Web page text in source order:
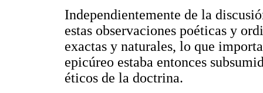
Independientemente de la
estas observaciones poéticas y
exactas y naturales, lo que
epicúreo estaba entonces
éticos de la doctrina.